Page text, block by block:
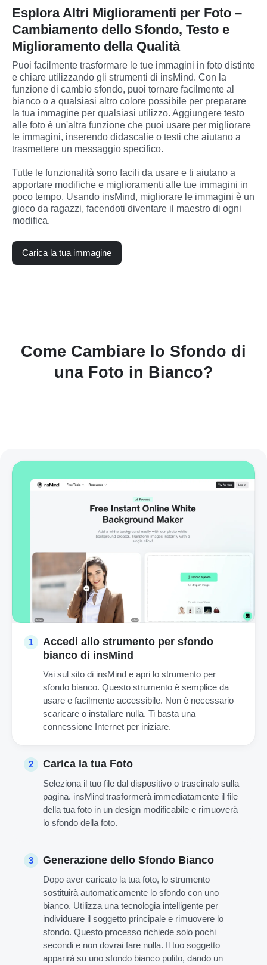
Esplora Altri Miglioramenti per Foto –
Cambiamento dello Sfondo, Testo e
Miglioramento della Qualità
Puoi facilmente trasformare le tue immagini in foto distinte
e chiare utilizzando gli strumenti di insMind. Con la
funzione di cambio sfondo, puoi tornare facilmente al
bianco o a qualsiasi altro colore possibile per preparare
la tua immagine per qualsiasi utilizzo. Aggiungere testo
alle foto è un'altra funzione che puoi usare per migliorare
le immagini, inserendo didascalie o testi che aiutano a
trasmettere un messaggio specifico.
Tutte le funzionalità sono facili da usare e ti aiutano a
apportare modifiche e miglioramenti alle tue immagini in
poco tempo. Usando insMind, migliorare le immagini è un
gioco da ragazzi, facendoti diventare il maestro di ogni
modifica.
Carica la tua immagine
Come Cambiare lo Sfondo di
una Foto in Bianco?
1
Accedi allo strumento per sfondo
bianco di insMind
Vai sul sito di insMind e apri lo strumento per
sfondo bianco. Questo strumento è semplice da
usare e facilmente accessibile. Non è necessario
scaricare o installare nulla. Ti basta una
connessione Internet per iniziare.
2 Carica la tua Foto
Seleziona il tuo file dal dispositivo o trascinalo sulla
pagina. insMind trasformerà immediatamente il file
della tua foto in un design modificabile e rimuoverà
lo sfondo della foto.
3 Generazione dello Sfondo Bianco
Dopo aver caricato la tua foto, lo strumento
sostituirà automaticamente lo sfondo con uno
bianco. Utilizza una tecnologia intelligente per
individuare il soggetto principale e rimuovere lo
sfondo. Questo processo richiede solo pochi
secondi e non dovrai fare nulla. Il tuo soggetto
apparirà su uno sfondo bianco pulito, dando un